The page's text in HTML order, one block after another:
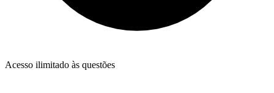
Acesso ilimitado às questões